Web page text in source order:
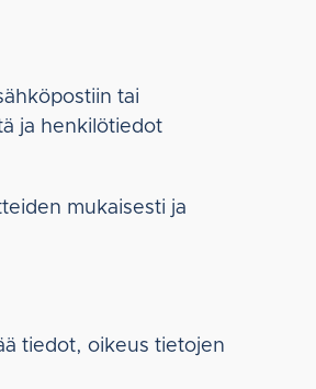
tai
ja henkilötiedot
mukaisesti ja
tiedot, oikeus tietojen